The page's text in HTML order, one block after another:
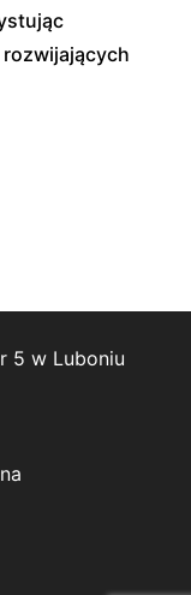
5 w Luboniu